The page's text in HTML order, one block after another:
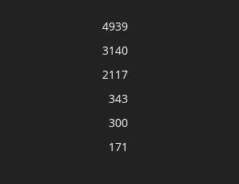
4939
3140
2117
343
300
171